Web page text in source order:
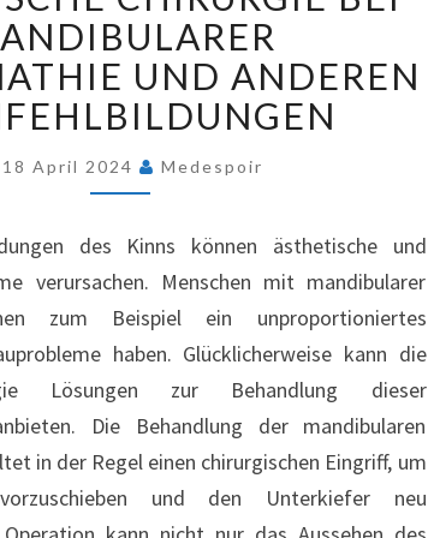
BEI
MANDIBULARER
RETROGNATHIE
UND
KINNFEHLBILDUNGEN
UND ANDEREN
18 April 2024 Medespoir
des Kinns können ästhetische und
verursachen. Menschen mit mandibularer
zum Beispiel ein unproportioniertes
haben. Glücklicherweise kann die
Lösungen zur Behandlung dieser
Die Behandlung der mandibularen
in der Regel einen chirurgischen Eingriff, um
und den Unterkiefer neu